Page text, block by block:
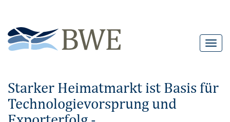
T
g
Starker Heimatmarkt ist Basis für
Technologievorsprung und